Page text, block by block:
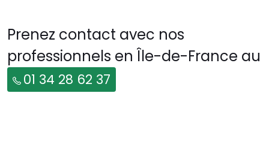
Prenez contact avec nos
professionnels en Île-de-France au
01 34 28 62 37